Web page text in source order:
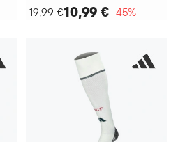
19,99 €10,99 €−45%